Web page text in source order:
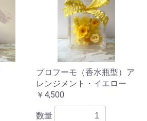
プロフーモ（香水瓶型）ア
レンジメント・イエロー
￥4,500
数量